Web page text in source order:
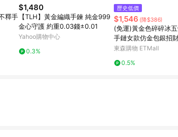
釋手
$1,480
【TLH】黃金編織手鍊 純金999
金心守護 約重0.03錢±0.01
Yahoo購物中心
0.3%
歷史低價
$1,546 (降$386)
(免運)黃金色碎碎冰五
手鏈女款仿金包銀招財
送女友閨蜜
東森購物 ETMall
0.5%